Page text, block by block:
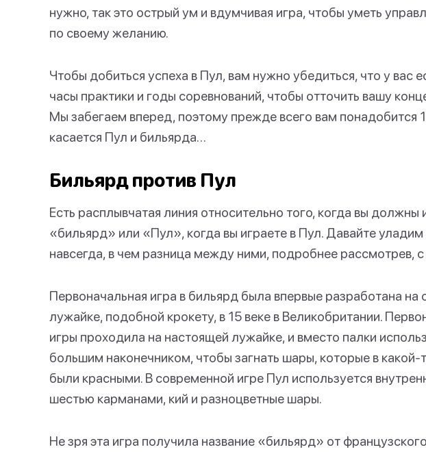
нужно, так это острый ум и вдумчивая игра, чтобы уметь
по своему желанию.
Чтобы добиться успеха в Пул, вам нужно убедиться, что у вас
часы практики и годы соревнований, чтобы отточить вашу
Мы забегаем вперед, поэтому прежде всего вам понадобится
касается Пул и бильярда…
Бильярд против Пул
Есть расплывчатая линия относительно того, когда вы должны
«бильярд» или «Пул», когда вы играете в Пул. Давайте уладим
навсегда, в чем разница между ними, подробнее рассмотрев, с
Первоначальная игра в бильярд была впервые разработана на
лужайке, подобной крокету, в 15 веке в Великобритании.
игры проходила на настоящей лужайке, и вместо палки
большим наконечником, чтобы загнать шары, которые в
были красными. В современной игре Пул используется
шестью карманами, кий и разноцветные шары.
Не зря эта игра получила название «бильярд» от